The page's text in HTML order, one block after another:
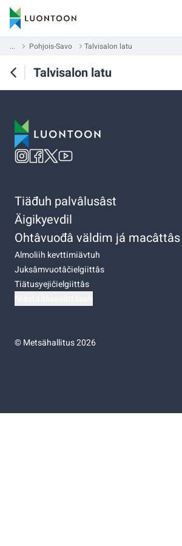
... Pohjois-Savo Talvisalon latu
Talvisalon latu
Tiäđuh palvâlusâst
Äigikyevdil
Ohtâvuođâ väldim já macâttâs
Almoliih kevttimiävtuh
Juksâmvuotâčielgiittâs
Tiätusyejičielgiittâs
©Metsähallitus 2026